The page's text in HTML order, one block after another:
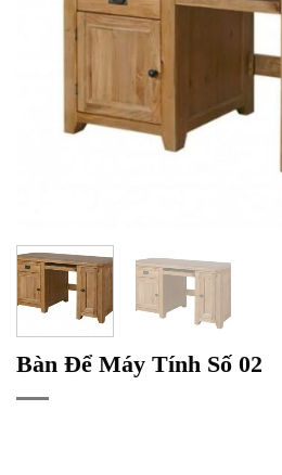
Bàn Để Máy Tính Số 02